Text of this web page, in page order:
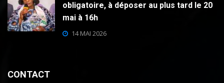
obligatoire, à déposer au plus tard le 20
mai à 16h
14 MAI 2026
CONTACT